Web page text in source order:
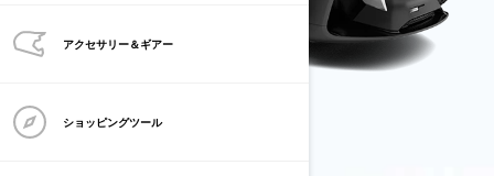
アクセサリー＆ギアー
ショッピングツール